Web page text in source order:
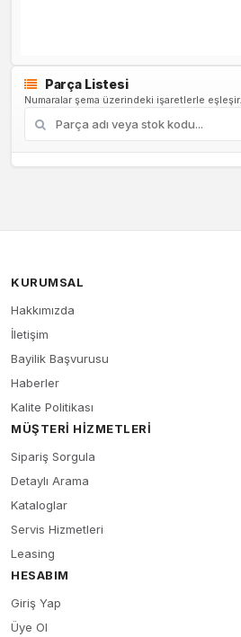
Parça Listesi
Numaralar şema üzerindeki işaretlerle eşleşir.
KURUMSAL
Hakkımızda
İletişim
Bayilik Başvurusu
Haberler
Kalite Politikası
MÜŞTERI HIZMETLERI
Sipariş Sorgula
Detaylı Arama
Kataloglar
Servis Hizmetleri
Leasing
HESABIM
Giriş Yap
Üye Ol